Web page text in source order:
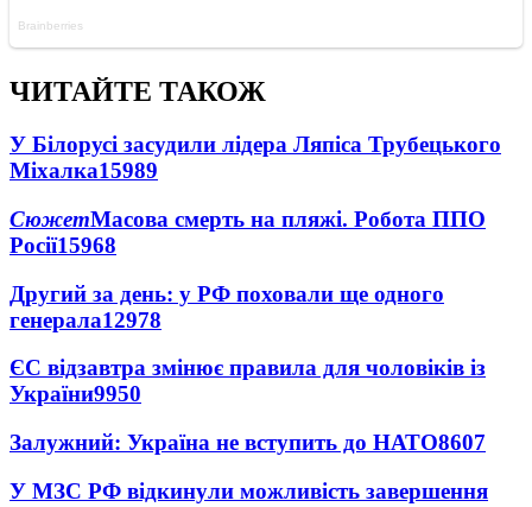
ЧИТАЙТЕ ТАКОЖ
У Білорусі засудили лідера Ляпіса Трубецького
Міхалка15989
СюжетМасова смерть на пляжі. Робота ППО
Росії15968
Другий за день: у РФ поховали ще одного
генерала12978
ЄС відзавтра змінює правила для чоловіків із
України9950
Залужний: Україна не вступить до НАТО8607
У МЗС РФ відкинули можливість завершення